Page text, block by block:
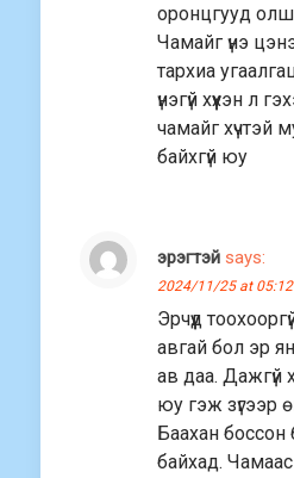
оронцгууд
Чамайг үнэ
тархиа
үнэгүй хүүхэн л
чамайг хүчтэй
байхгүй юу
эрэгтэй says:
2024/11/25 at 05:12
Эрчүүд
авгай бол эр
ав даа. Дажгүй
юу гэж зүгээр
Баахан боссон
байхад. Чамаас